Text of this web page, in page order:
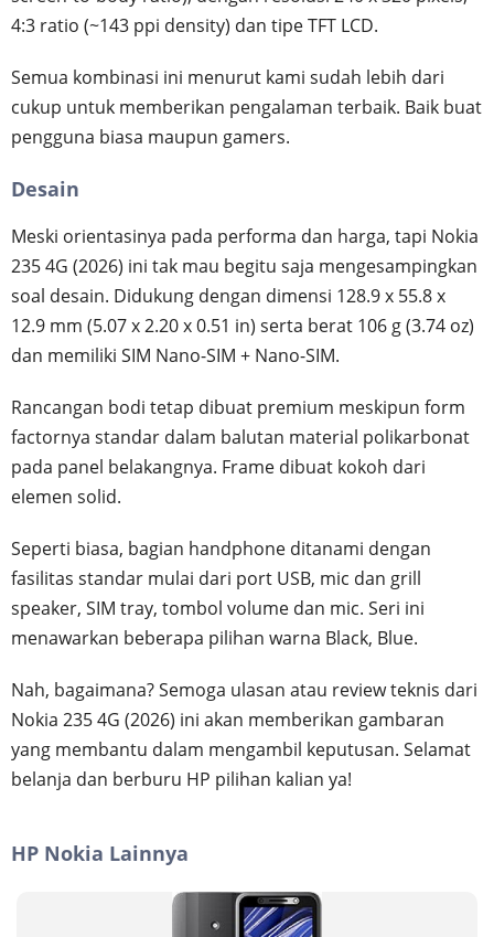
4:3 ratio (~143 ppi density) dan tipe TFT LCD.
Semua kombinasi ini menurut kami sudah lebih dari
cukup untuk memberikan pengalaman terbaik. Baik buat
pengguna biasa maupun gamers.
Desain
Meski orientasinya pada performa dan harga, tapi Nokia
235 4G (2026) ini tak mau begitu saja mengesampingkan
soal desain. Didukung dengan dimensi 128.9 x 55.8 x
12.9 mm (5.07 x 2.20 x 0.51 in) serta berat 106 g (3.74 oz)
dan memiliki SIM Nano-SIM + Nano-SIM.
Rancangan bodi tetap dibuat premium meskipun form
factornya standar dalam balutan material polikarbonat
pada panel belakangnya. Frame dibuat kokoh dari
elemen solid.
Seperti biasa, bagian handphone ditanami dengan
fasilitas standar mulai dari port USB, mic dan grill
speaker, SIM tray, tombol volume dan mic. Seri ini
menawarkan beberapa pilihan warna Black, Blue.
Nah, bagaimana? Semoga ulasan atau review teknis dari
Nokia 235 4G (2026) ini akan memberikan gambaran
yang membantu dalam mengambil keputusan. Selamat
belanja dan berburu HP pilihan kalian ya!
HP Nokia Lainnya